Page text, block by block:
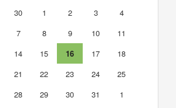
30 1 2 3
4
7 8 9 10
11
14 15 16 17
18
21 22 23 24
25
28 29 30 31
1